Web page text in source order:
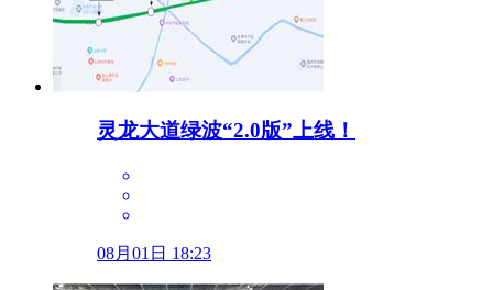
灵龙大道绿波“2.0版”上线！
08月01日 18:23